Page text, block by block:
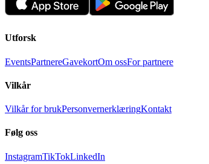
Utforsk
EventsPartnereGavekortOm ossFor partnere
Vilkår
Vilkår for brukPersonvernerklæringKontakt
Følg oss
InstagramTikTokLinkedIn